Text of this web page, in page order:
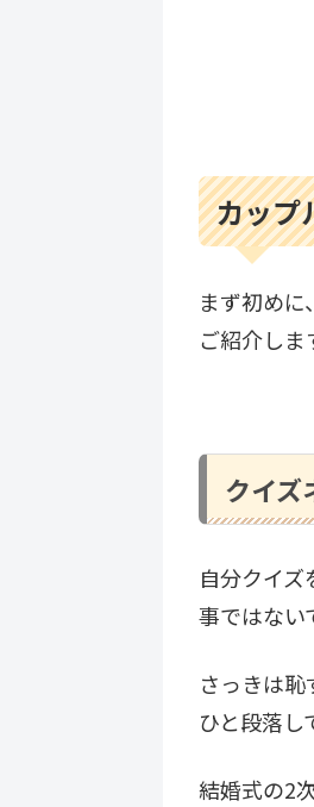
カップ
まず初め
ご紹介しま
クイズ
自分クイ
事ではない
さっきは
ひと段落し
結婚式の2